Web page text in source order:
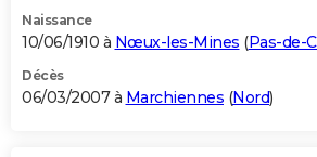
Naissance
10/06/1910 à Nœux-les-Mines (Pas-de-
Décès
06/03/2007 à Marchiennes (Nord)